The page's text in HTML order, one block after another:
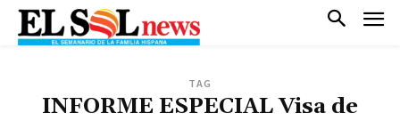
TAG
INFORME ESPECIAL Visa de